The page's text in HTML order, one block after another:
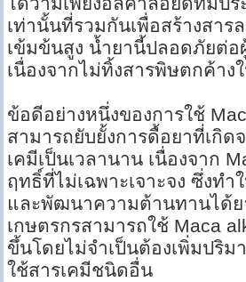
เท่านั้นที่รวมกันเพื่อสร้างสาร
เข้มข้นสูง น้ำยานี้ปลอดภัยต่อ
เนื่องจากไม่ทิ้งสารพิษตกค้าง
ข้อดีอย่างหนึ่งของการใช้
สามารถยับยั้งการดื้อยาที่เกิด
เคมีเป็นเวลานาน เนื่องจาก
ฤทธิ์ที่ไม่เฉพาะเจาะจง ซึ่งทำ
และพัฒนาความต้านทานได้ย
เกษตรกรสามารถใช้ Maca
ขึ้นโดยไม่จำเป็นต้องเพิ่มปริม
ใช้สารเคมีชนิดอื่น